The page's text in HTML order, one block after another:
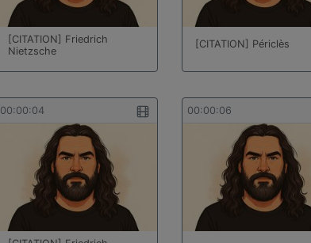
[CITATION] Friedrich
Nietzsche
[CITATION] Périclès
00:00:04 00:00:06